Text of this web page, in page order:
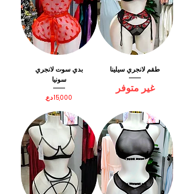
طقم لانجري سيلينا
غير متوفر
بدي سوت لانجري
سونيا
السعر